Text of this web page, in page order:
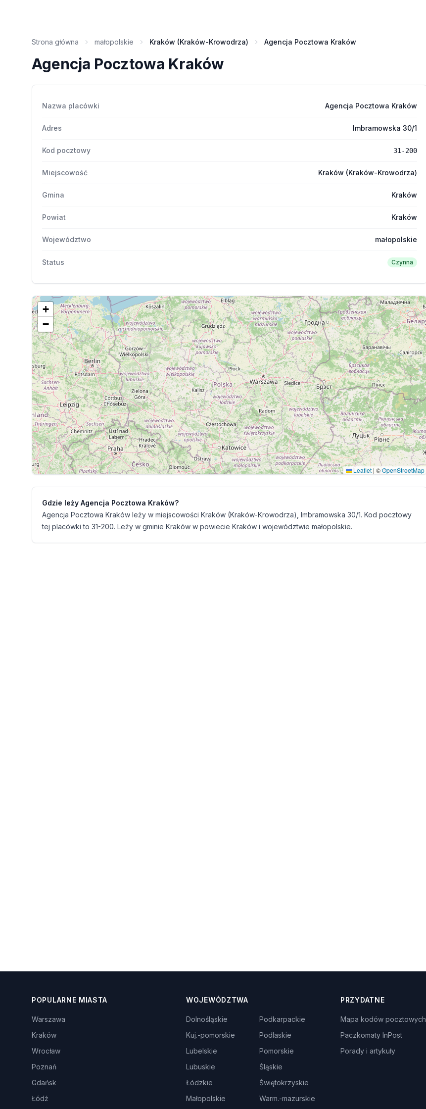
Strona główna małopolskie Kraków (Kraków-Krowodrza) Agencja Pocztowa Kraków
Agencja Pocztowa Kraków
Nazwa placówki Agencja Pocztowa Kraków
Adres Imbramowska 30/1
Kod pocztowy 31-200
Miejscowość Kraków (Kraków-Krowodrza)
Gmina Kraków
Powiat Kraków
Województwo małopolskie
Status Czynna
+
−
Leaflet | ©OpenStreetMap
Gdzie leży Agencja Pocztowa Kraków?
Agencja Pocztowa Kraków leży w miejscowości Kraków (Kraków-Krowodrza), Imbramowska 30/1. Kod pocztowy
tej placówki to 31-200. Leży w gminie Kraków w powiecie Kraków i województwie małopolskie.
POPULARNE MIASTA
Warszawa
Kraków
Wrocław
Poznań
Gdańsk
Łódź
WOJEWÓDZTWA
Dolnośląskie
Kuj.-pomorskie
Lubelskie
Lubuskie
Łódzkie
Małopolskie
Podkarpackie
Podlaskie
Pomorskie
Śląskie
Świętokrzyskie
Warm.-mazurskie
PRZYDATNE
Mapa kodów pocztowych
Paczkomaty InPost
Porady i artykuły